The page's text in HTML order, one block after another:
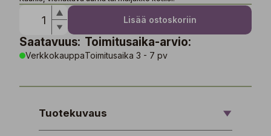
Lisää ostoskoriin
Saatavuus:
Verkkokauppa
Toimitusaika-arvio:
Toimitusaika 3 - 7 pv
Tuotekuvaus